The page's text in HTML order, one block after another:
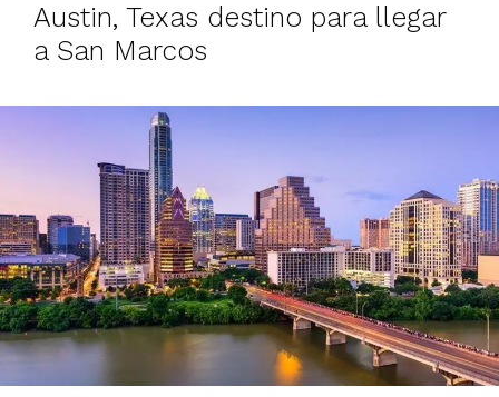
Austin, Texas destino para llegar
a San Marcos